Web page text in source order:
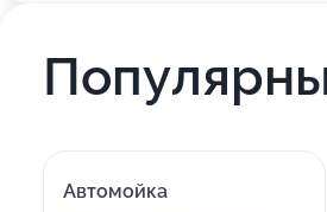
Автомойка